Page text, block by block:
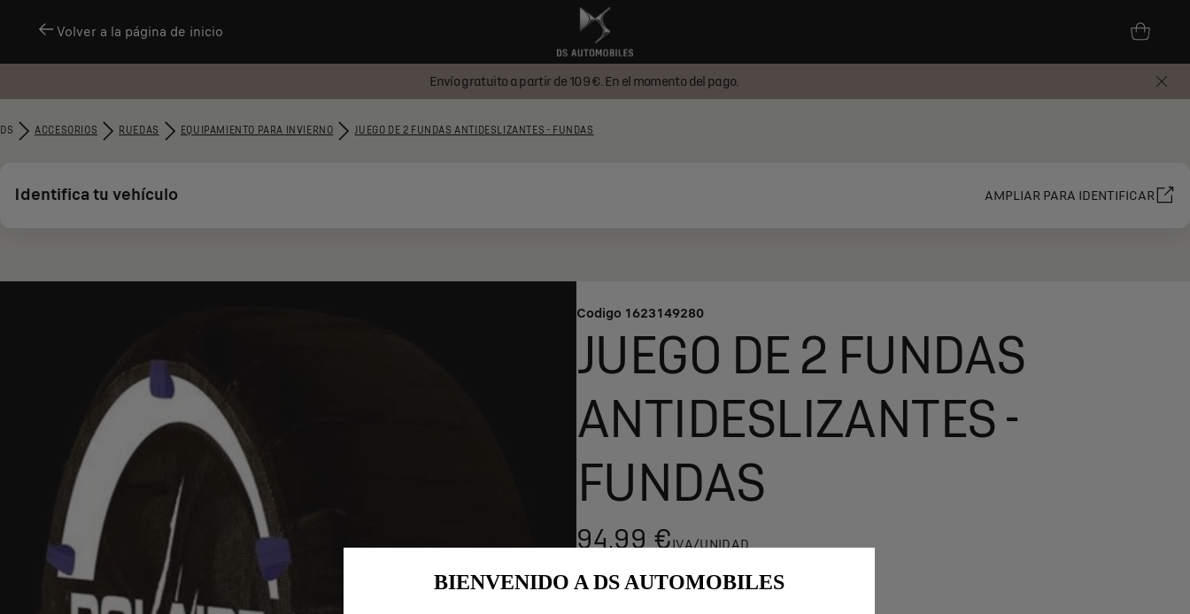
Volver a la página de inicio
Envío gratuito a partir de 109 €. En el momento del pago.
DS ACCESORIOS RUEDAS EQUIPAMIENTO PARA INVIERNO JUEGO DE 2 FUNDAS ANTIDESLIZANTES - FUNDAS
Identifica tu vehículo AMPLIAR PARA IDENTIFICAR
Codigo 1623149280
JUEGO DE 2 FUNDAS
ANTIDESLIZANTES -
FUNDAS
94,99 €
r
IVA/UNIDAD
- +
BIENVENIDO A DS AUTOMOBILES